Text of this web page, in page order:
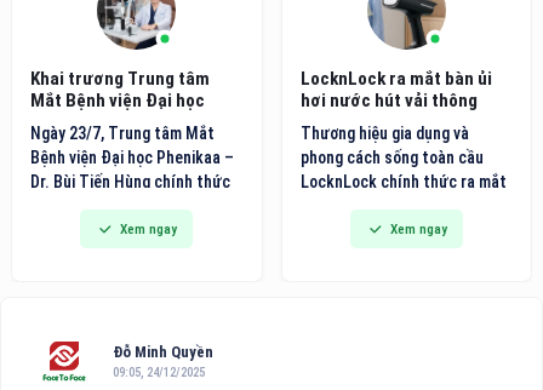
Khai trương Trung tâm
Mắt Bệnh viện Đại học
Phenikaa
Ngày 23/7, Trung tâm Mắt
Bệnh viện Đại học Phenikaa –
Dr. Bùi Tiến Hùng chính thức
đi vào hoạt động, đánh dấu
bước phát triển quan trọng
trong chiến lược hoàn thiện hệ
địa chỉ khám, điều trị và phẫu
thuật mắt chất lượng cao
Xem ngay
LocknLock ra mắt bàn ủi
hơi nước hút vải thông
minh thế hệ mới
Thương hiệu gia dụng và
phong cách sống toàn cầu
LocknLock chính thức ra mắt
dòng bàn ủi hơi nước cầm tay
thế hệ mới tích hợp công nghệ
hút vải thông minh, hướng đến
Xem ngay
Đỗ Minh Quyền
09:05, 24/12/2025